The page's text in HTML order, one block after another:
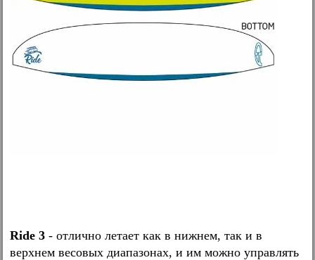
Ride 3 - отлично летает как в нижнем, так и в
верхнем весовых диапазонах, и им можно управлять